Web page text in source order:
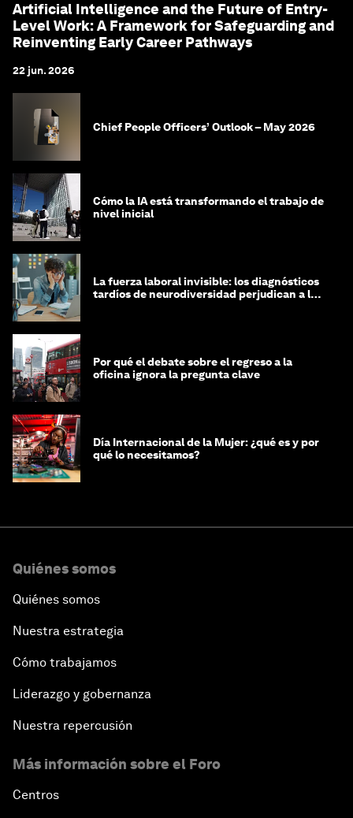
Artificial Intelligence and the Future of Entry-
Level Work: A Framework for Safeguarding and
Reinventing Early Career Pathways
22 jun. 2026
Chief People Officers’ Outlook – May 2026
Cómo la IA está transformando el trabajo de
nivel inicial
La fuerza laboral invisible: los diagnósticos
tardíos de neurodiversidad perjudican a las
Por qué el debate sobre el regreso a la
oficina ignora la pregunta clave
Día Internacional de la Mujer: ¿qué es y por
qué lo necesitamos?
Quiénes somos
Quiénes somos
Nuestra estrategia
Cómo trabajamos
Liderazgo y gobernanza
Nuestra repercusión
Más información sobre el Foro
Centros